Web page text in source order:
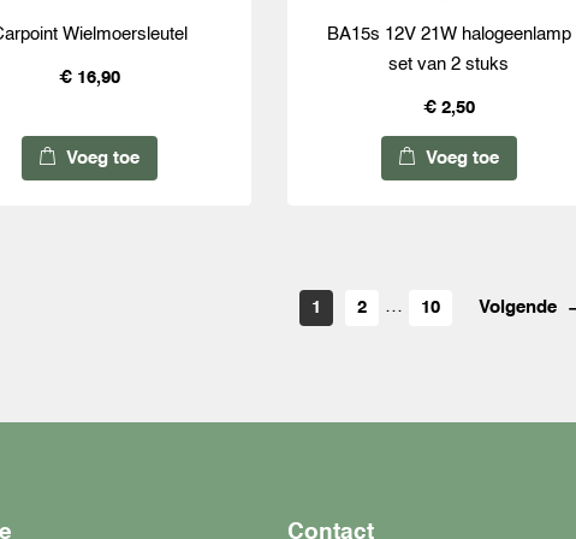
Wielmoersleutel
€ 16,90
Voeg toe
BA15s 12V 21W halogeenlamp
set van 2 stuks
€ 2,50
Voeg toe
1 2 … 10 Volgende
Contact